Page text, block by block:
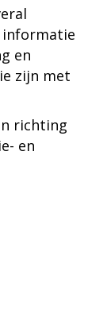
informatie
en
zijn met
richting
en